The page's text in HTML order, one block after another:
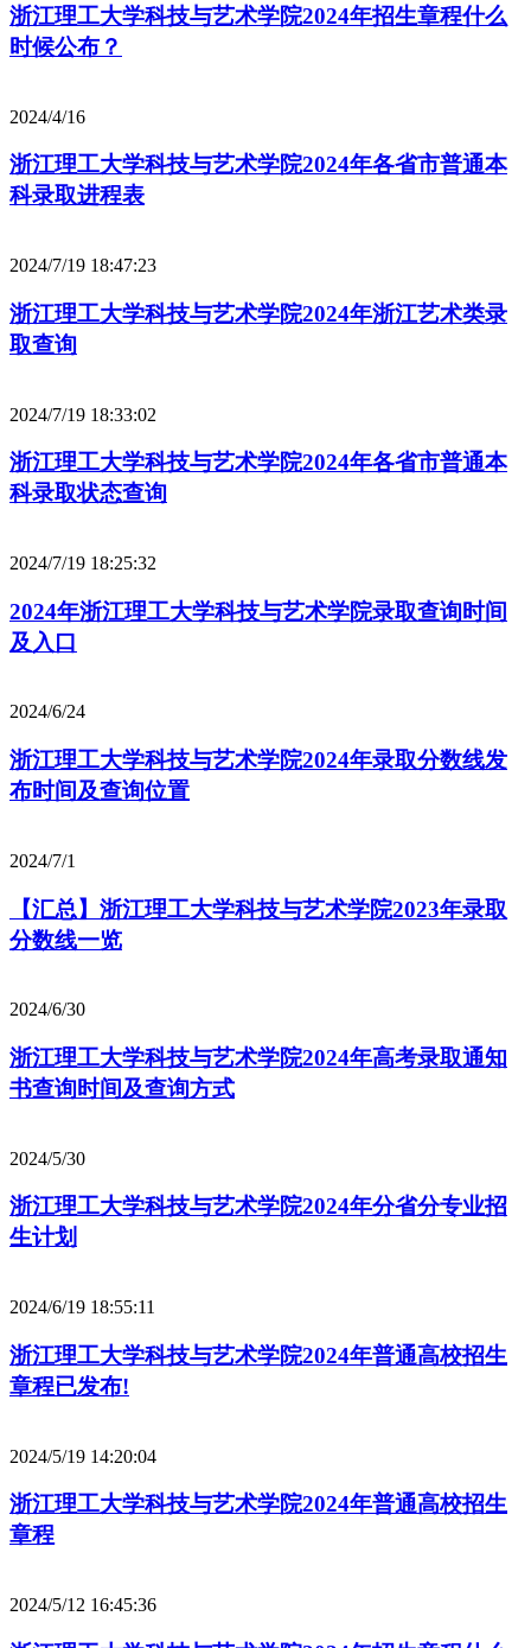
浙江理工大学科技与艺术学院2024年招生章程什么
时候公布？
2024/4/16
浙江理工大学科技与艺术学院2024年各省市普通本
科录取进程表
2024/7/19 18:47:23
浙江理工大学科技与艺术学院2024年浙江艺术类录
取查询
2024/7/19 18:33:02
浙江理工大学科技与艺术学院2024年各省市普通本
科录取状态查询
2024/7/19 18:25:32
2024年浙江理工大学科技与艺术学院录取查询时间
及入口
2024/6/24
浙江理工大学科技与艺术学院2024年录取分数线发
布时间及查询位置
2024/7/1
【汇总】浙江理工大学科技与艺术学院2023年录取
分数线一览
2024/6/30
浙江理工大学科技与艺术学院2024年高考录取通知
书查询时间及查询方式
2024/5/30
浙江理工大学科技与艺术学院2024年分省分专业招
生计划
2024/6/19 18:55:11
浙江理工大学科技与艺术学院2024年普通高校招生
章程已发布!
2024/5/19 14:20:04
浙江理工大学科技与艺术学院2024年普通高校招生
章程
2024/5/12 16:45:36